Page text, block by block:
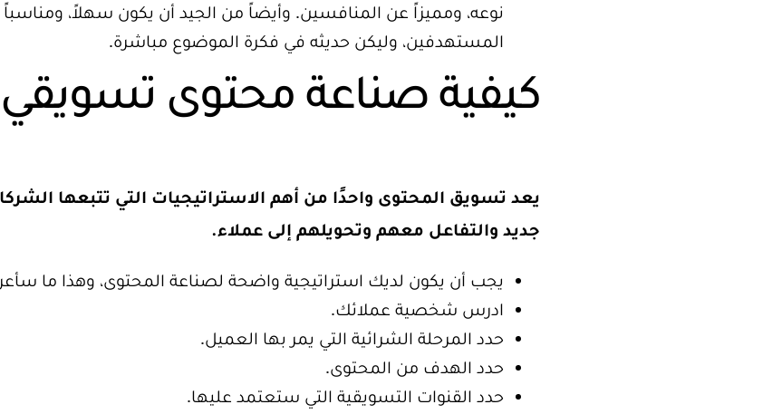
نوعه، ومميزاً عن المنافسين. وأيضاً من الجيد أن يكون سهلاً، ومناسباً
المستهدفين، وليكن حديثه في فكرة الموضوع مباشرة.
كيفية صناعة محتوى تسويقي
يعد تسويق المحتوى واحدًا من أهم الاستراتيجيات التي تتبعها
جديد والتفاعل معهم وتحويلهم إلى عملاء.
يجب أن يكون لديك استراتيجية واضحة لصناعة المحتوى، وهذا ما
ادرس شخصية عملائك.
حدد المرحلة الشرائية التي يمر بها العميل.
حدد الهدف من المحتوى.
حدد القنوات التسويقية التي ستعتمد عليها.